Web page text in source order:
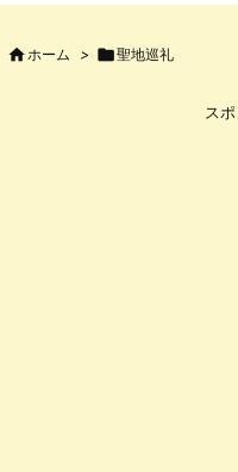
 ホーム > 聖地巡礼
ス